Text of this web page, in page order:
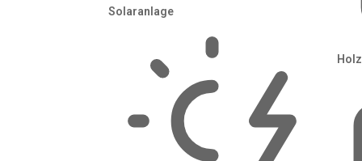
Solaranlage
Beratung vor Installation